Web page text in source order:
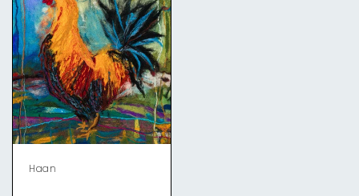
Haan